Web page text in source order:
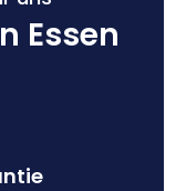
Essen